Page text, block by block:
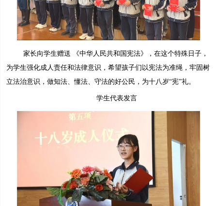
家长向学生赠送 《中华人民共和国宪法》，在这个特殊日子，
为学生强化成人责任和法律意识，希望孩子们以宪法为准绳，牢固树
立法治意识，做知法、懂法、守法的好公民，为十八岁“宪”礼。
学生代表发言